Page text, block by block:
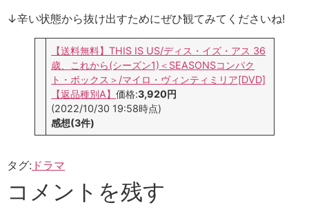
↓辛い状態から抜け出すためにぜひ観てみてくださいね!
【送料無料】THIS IS US/ディス・イズ・アス 36
歳、これから(シーズン1)＜SEASONSコンパク
ト・ボックス＞/マイロ・ヴィンティミリア[DVD]
【返品種別A】価格:3,920円
(2022/10/30 19:58時点)
感想(3件)
タグ: ドラマ
コメントを残す